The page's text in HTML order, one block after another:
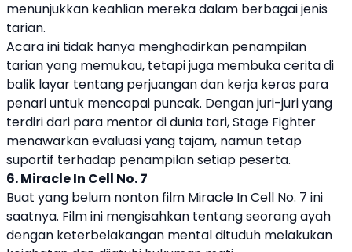
menunjukkan keahlian mereka dalam berbagai jenis
tarian.
Acara ini tidak hanya menghadirkan penampilan
tarian yang memukau, tetapi juga membuka cerita di
balik layar tentang perjuangan dan kerja keras para
penari untuk mencapai puncak. Dengan juri-juri yang
terdiri dari para mentor di dunia tari, Stage Fighter
menawarkan evaluasi yang tajam, namun tetap
suportif terhadap penampilan setiap peserta.
6. Miracle In Cell No. 7
Buat yang belum nonton film Miracle In Cell No. 7 ini
saatnya. Film ini mengisahkan tentang seorang ayah
dengan keterbelakangan mental dituduh melakukan